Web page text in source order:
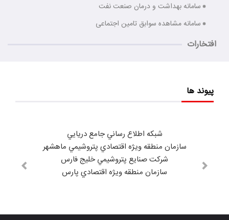
سامانه بهداشت و درمان صنعت نفت
سامانه مشاهده سوابق تامین اجتماعی
افتخارات
پیوند ها
شبكه اطلاع رساني جامع دريايي
سازمان منطقه ويژه اقتصادي پتروشيمي ماهشهر
شركت صنايع پتروشيمي خليج فارس
سازمان منطقه ويژه اقتصادي پارس